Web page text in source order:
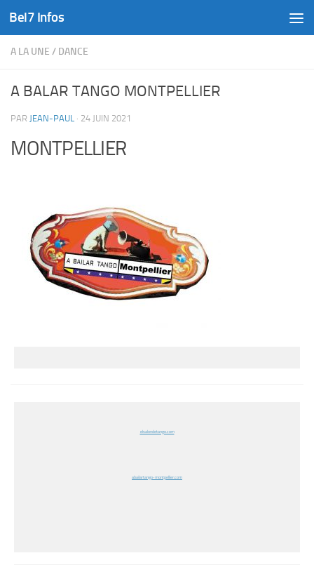
Skip to content
Bel7 Infos
A LA UNE / DANCE
A BALAR TANGO MONTPELLIER
PAR JEAN-PAUL · 24 JUIN 2021
MONTPELLIER
elsalondetango.com
abailartango-montpellier.com